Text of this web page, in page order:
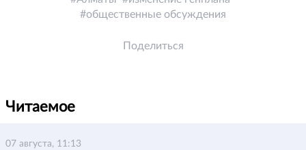
общественные обсуждения
Поделиться
Читаемое
07 августа, 11:13